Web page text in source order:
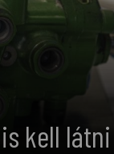
kell látni